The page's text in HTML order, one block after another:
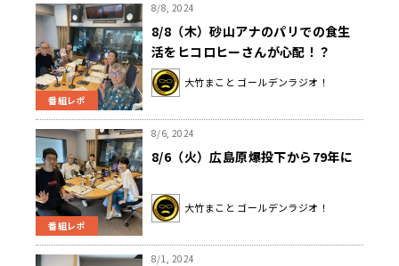
番組レポ
8/8, 2024
8/8（木）砂山アナのパリでの食生
活をヒコロヒーさんが心配！？
大竹まこと ゴールデンラジオ！
番組レポ
8/6, 2024
8/6（火）広島原爆投下から79年に
大竹まこと ゴールデンラジオ！
8/1, 2024